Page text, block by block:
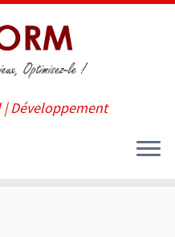
Développement